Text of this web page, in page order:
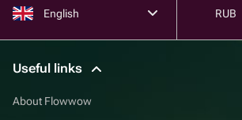
English RUB
Useful links
About Flowwow